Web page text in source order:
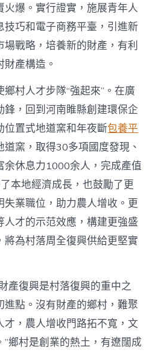
爆。實行證實，施展青年人
巧和電子商務平臺，引進新
戰略，培養新的財產，有利
產構造。
村人才步隊“強起來”。在廣
鋒，回到河南睢縣創建環保企
位置式地道窯和年夜斷包養平
道窯，取得30多項國度發現、
余休息力1000余人，完成產值
本地經濟成長，也鼓勵了更
失業職位，助力農人增收。更
才的示范效應，構建更強盛
將為村落周全復興供給更堅實
產復興是村落復興的重中之
點。沒有財產的鄉村，難聚
才，農人增收門路拓不寬，文
鄉村是創業的熱土，有遼闊成